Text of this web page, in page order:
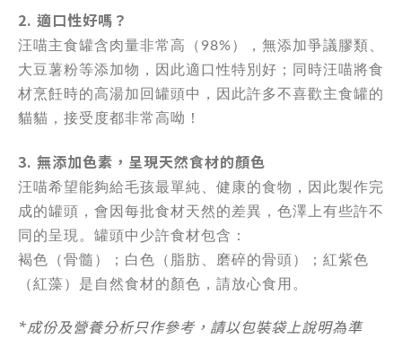
2. 適口性好嗎？
汪喵主食罐含肉量非常高（98%），無添加爭議膠類、
大豆薯粉等添加物，因此適口性特別好；同時汪喵將食
材烹飪時的高湯加回罐頭中，因此許多不喜歡主食罐的
貓貓，接受度都非常高呦！
3. 無添加色素，呈現天然食材的顏色
汪喵希望能夠給毛孩最單純、健康的食物，因此製作完
成的罐頭，會因每批食材天然的差異，色澤上有些許不
同的呈現。罐頭中少許食材包含：
褐色（骨髓）；白色（脂肪、磨碎的骨頭）；紅紫色
（紅藻）是自然食材的顏色，請放心食用。
*成份及營養分析只作參考，請以包裝袋上說明為準